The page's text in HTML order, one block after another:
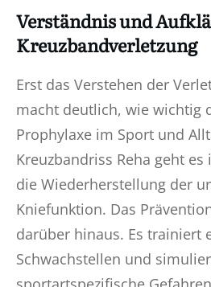
Verständnis und
Kreuzbandverletzung
Erst das Verstehen der
macht deutlich, wie wichtig
Prophylaxe im Sport und
Kreuzbandriss Reha geht
die Wiederherstellung der
Kniefunktion. Das
darüber hinaus. Es trainiert
Schwachstellen und